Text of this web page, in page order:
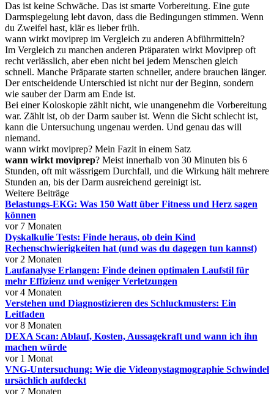
Das ist keine Schwäche. Das ist smarte Vorbereitung. Eine gute
Darmspiegelung lebt davon, dass die Bedingungen stimmen. Wenn
du Zweifel hast, klär es lieber früh.
wann wirkt moviprep im Vergleich zu anderen Abführmitteln?
Im Vergleich zu manchen anderen Präparaten wirkt Moviprep oft
recht verlässlich, aber eben nicht bei jedem Menschen gleich
schnell. Manche Präparate starten schneller, andere brauchen länger.
Der entscheidende Unterschied ist nicht nur der Beginn, sondern
wie sauber der Darm am Ende ist.
Bei einer Koloskopie zählt nicht, wie unangenehm die Vorbereitung
war. Zählt ist, ob der Darm sauber ist. Wenn die Sicht schlecht ist,
kann die Untersuchung ungenau werden. Und genau das will
niemand.
wann wirkt moviprep? Mein Fazit in einem Satz
wann wirkt moviprep? Meist innerhalb von 30 Minuten bis 6
Stunden, oft mit wässrigem Durchfall, und die Wirkung hält mehrere
Stunden an, bis der Darm ausreichend gereinigt ist.
Weitere Beiträge
Belastungs-EKG: Was 150 Watt über Fitness und Herz sagen
können
vor 7 Monaten
Dyskalkulie Tests: Finde heraus, ob dein Kind
Rechenschwierigkeiten hat (und was du dagegen tun kannst)
vor 2 Monaten
Laufanalyse Erlangen: Finde deinen optimalen Laufstil für
mehr Effizienz und weniger Verletzungen
vor 4 Monaten
Verstehen und Diagnostizieren des Schluckmusters: Ein
Leitfaden
vor 8 Monaten
DEXA Scan: Ablauf, Kosten, Aussagekraft und wann ich ihn
machen würde
vor 1 Monat
VNG-Untersuchung: Wie die Videonystagmographie Schwindel
ursächlich aufdeckt
vor 7 Monaten